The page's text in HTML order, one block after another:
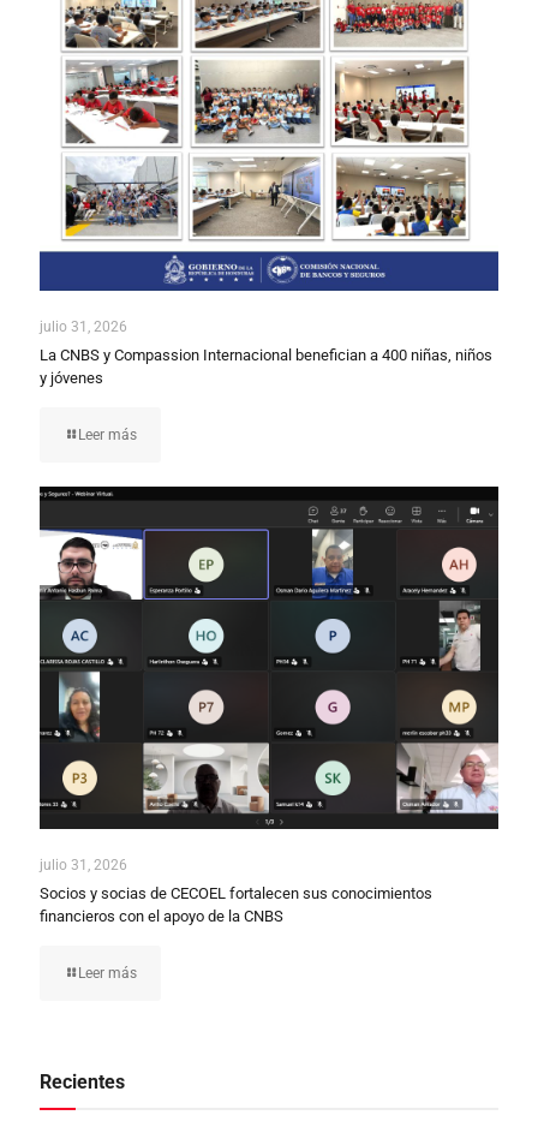
julio 31, 2026
La CNBS y Compassion Internacional benefician a 400 niñas, niños
y jóvenes
Leer más
julio 31, 2026
Socios y socias de CECOEL fortalecen sus conocimientos
financieros con el apoyo de la CNBS
Leer más
Recientes